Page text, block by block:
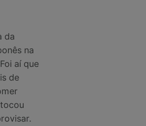
da
na
aí que
de